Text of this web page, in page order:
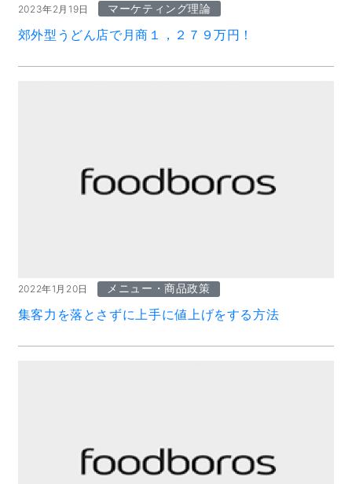
2023年2月19日 マーケティング理論
郊外型うどん店で月商１，２７９万円！
2022年1月20日 メニュー・商品政策
集客力を落とさずに上手に値上げをする方法